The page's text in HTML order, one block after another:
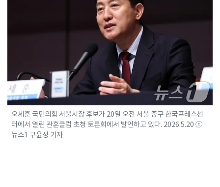
오세훈 국민의힘 서울시장 후보가 20일 오전 서울 중구 한국프레스센
터에서 열린 관훈클럽 초청 토론회에서 발언하고 있다. 2026.5.20 ⓒ
뉴스1 구윤성 기자